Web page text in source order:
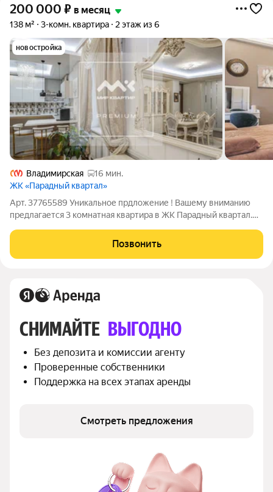
200 000 ₽ в месяц
138 м² 3-комн. квартира 2 этаж из 6
новостройка
Владимирская
16 мин.
ЖК «Парадный квартал»
Арт. 37765589 Уникальное прдложение ! Вашему вниманию
предлагается 3 комнатная квартира в ЖК Парадный квартал.
о мелочах, есть все необходимое для всей семьи: фитнес клуб
с бассейном, детские
Позвонить
СНИМАЙТЕ ВЫГОДНО
Без депозита и комиссии агенту
Проверенные собственники
Поддержка на всех этапах аренды
Смотреть предложения